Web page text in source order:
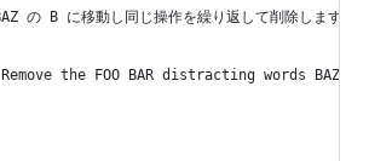
の B に移動し同じ操作を繰り返して削除します。
the FOO BAR distracting words BAZ